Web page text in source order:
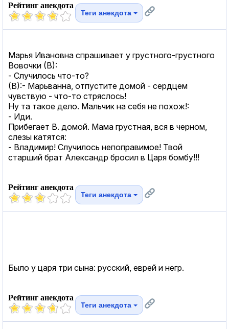
Рейтинг анекдота
Теги анекдота
Марья Ивановна спрашивает у грустного-грустного
Вовочки (В):
- Случилось что-то?
(В):- Марьванна, отпустите домой - сердцем
чувствую - что-то стряслось!
Ну та такое дело. Мальчик на себя не похож!:
- Иди.
Прибегает В. домой. Мама грустная, вся в черном,
слезы катятся:
- Владимир! Случилось непоправимое! Твой
старший брат Александр бросил в Царя бомбу!!!
Рейтинг анекдота
Теги анекдота
Было у царя три сына: русский, еврей и негр.
Рейтинг анекдота
Теги анекдота